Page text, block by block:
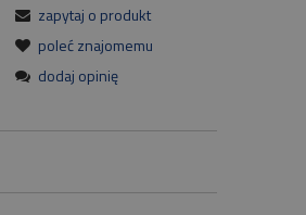
zapytaj o produkt
poleć znajomemu
dodaj opinię